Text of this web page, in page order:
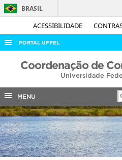
ACESSIBILIDADE
BRASIL
PORTAL UFPEL
ACESSO À INFORMAÇÃO
COBALTO
CONCURSOS
EDITAIS
INTERNACIONAL
Coordenação de
Universidade
MENU